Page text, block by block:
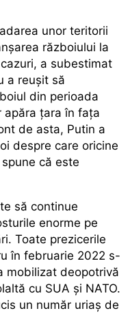
unor teritorii
războiului la
a subestimat
a reușit să
din perioada
apăra țara în fața
de asta, Putin a
despre care oricine
că este
să continue
enorme pe
Toate prezicerile
în februarie 2022 s-
mobilizat deopotrivă
cu SUA și NATO.
un număr uriaș de